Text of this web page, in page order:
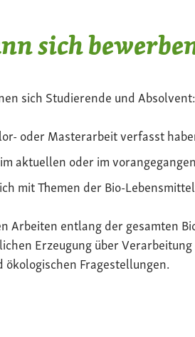
sich
sich Studierende und
oder Masterarbeit verfasst
aktuellen oder im
mit Themen der Bio-
Arbeiten entlang der gesamten
Erzeugung über
Fragestellungen.